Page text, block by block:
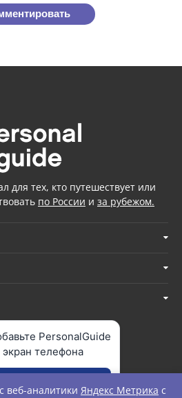
для тех, кто путешествует или
по России и за рубежом.
PersonalGuide
экран телефона
веб-аналитики Яндекс Метрика с